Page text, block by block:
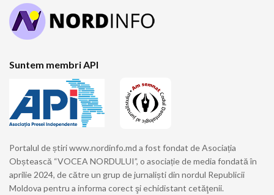
Suntem membri API
Portalul de știri www.nordinfo.md a fost fondat de Asociația
Obștească “VOCEA NORDULUI”, o asociație de media fondată în
aprilie 2024, de către un grup de jurnaliști din nordul Republicii
Moldova pentru a informa corect şi echidistant cetăţenii.